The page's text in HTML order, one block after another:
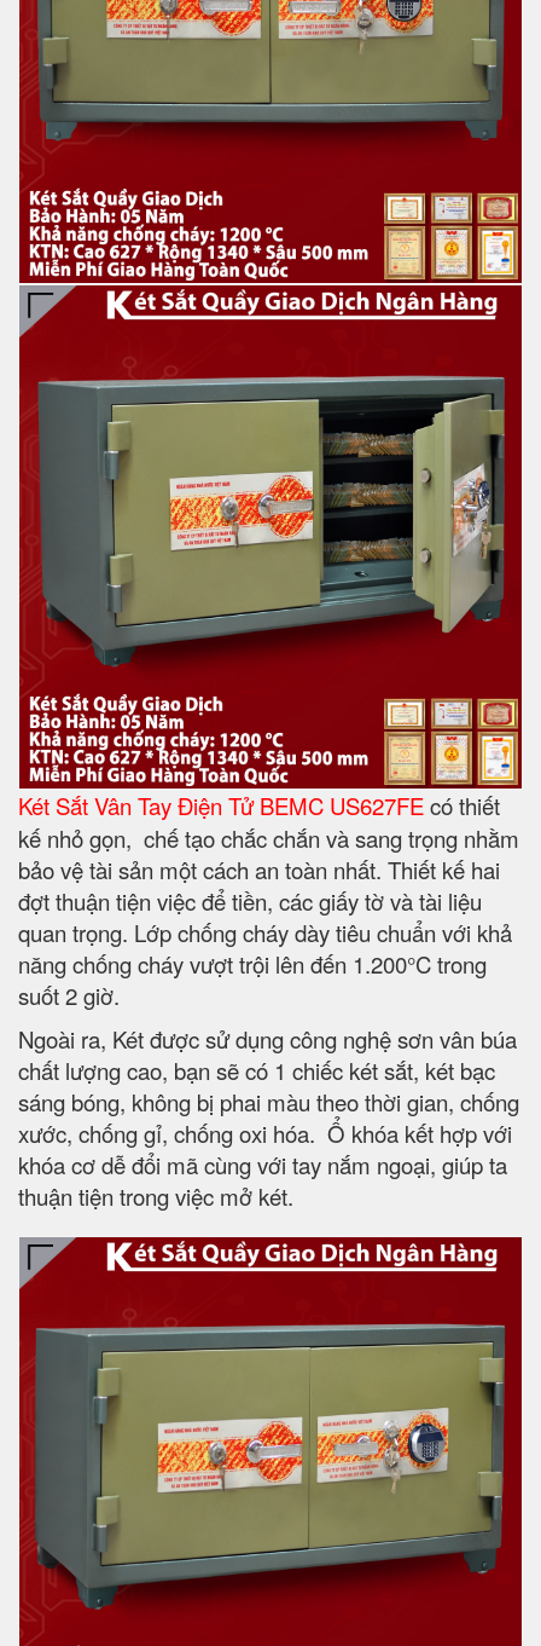
Két Sắt Vân Tay Điện Tử BEMC US627FEcó thiết
kế nhỏ gọn, chế tạo chắc chắn và sang trọng nhằm
bảo vệ tài sản một cách an toàn nhất. Thiết kế hai
đợt thuận tiện việc để tiền, các giấy tờ và tài liệu
quan trọng. Lớp chống cháy dày tiêu chuẩn với khả
năng chống cháy vượt trội lên đến 1.200°C trong
suốt 2 giờ.
Ngoài ra, Két được sử dụng công nghệ sơn vân búa
chất lượng cao, bạn sẽ có 1 chiếc két sắt, két bạc
sáng bóng, không bị phai màu theo thời gian, chống
xước, chống gỉ, chống oxi hóa. Ổ khóa kết hợp với
khóa cơ dễ đổi mã cùng với tay nắm ngoại, giúp ta
thuận tiện trong việc mở két.